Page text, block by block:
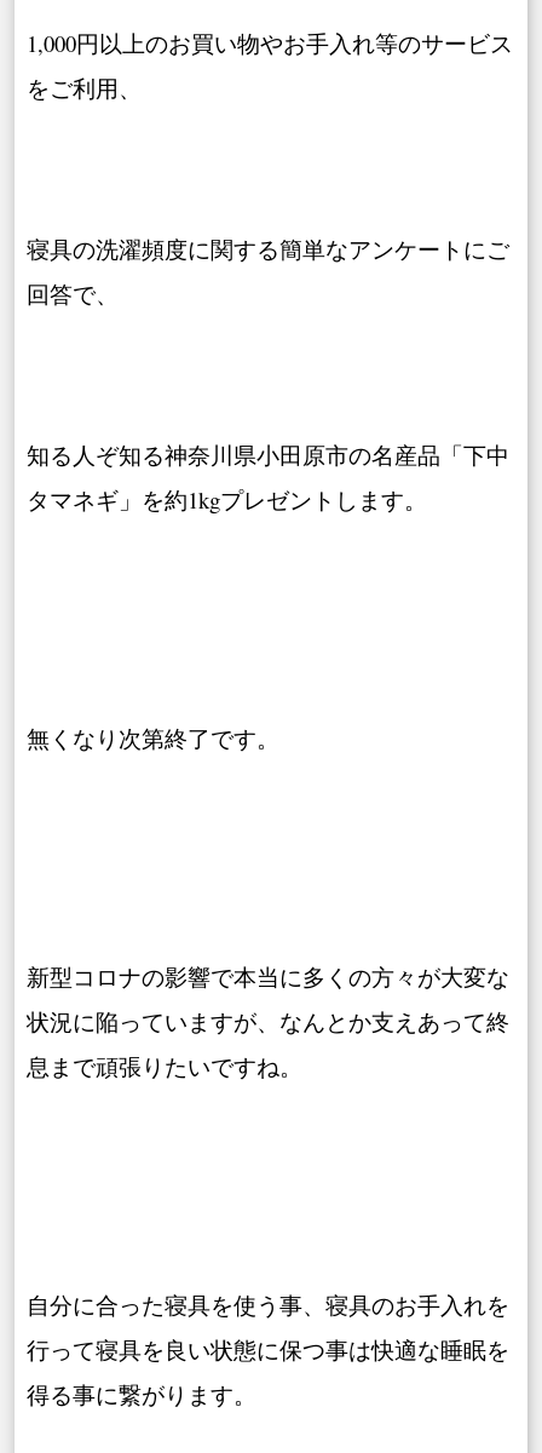
1,000円以上のお買い物やお手入れ等のサービス
をご利用、
寝具の洗濯頻度に関する簡単なアンケートにご
回答で、
知る人ぞ知る神奈川県小田原市の名産品「下中
タマネギ」を約1kgプレゼントします。
無くなり次第終了です。
新型コロナの影響で本当に多くの方々が大変な
状況に陥っていますが、なんとか支えあって終
息まで頑張りたいですね。
自分に合った寝具を使う事、寝具のお手入れを
行って寝具を良い状態に保つ事は快適な睡眠を
得る事に繋がります。